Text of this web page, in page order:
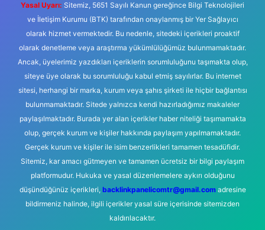
Yasal Uyarı: Sitemiz, 5651 Sayılı Kanun gereğince Bilgi Teknolojileri
ve İletişim Kurumu (BTK) tarafından onaylanmış bir Yer Sağlayıcı
olarak hizmet vermektedir. Bu nedenle, sitedeki içerikleri proaktif
olarak denetleme veya araştırma yükümlülüğümüz bulunmamaktadır.
Ancak, üyelerimiz yazdıkları içeriklerin sorumluluğunu taşımakta olup,
siteye üye olarak bu sorumluluğu kabul etmiş sayılırlar. Bu internet
sitesi, herhangi bir marka, kurum veya şahıs şirketi ile hiçbir bağlantısı
bulunmamaktadır. Sitede yalnızca kendi hazırladığımız makaleler
paylaşılmaktadır. Burada yer alan içerikler haber niteliği taşımamakta
olup, gerçek kurum ve kişiler hakkında paylaşım yapılmamaktadır.
Gerçek kurum ve kişiler ile isim benzerlikleri tamamen tesadüfidir.
Sitemiz, kar amacı gütmeyen ve tamamen ücretsiz bir bilgi paylaşım
platformudur. Hukuka ve yasal düzenlemelere aykırı olduğunu
düşündüğünüz içerikleri, backlinkpanelicomtr@gmail.comadresine
bildirmeniz halinde, ilgili içerikler yasal süre içerisinde sitemizden
kaldırılacaktır.